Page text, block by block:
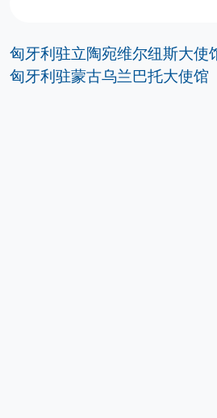
匈牙利驻立陶宛维尔纽斯大使
匈牙利驻蒙古乌兰巴托大使馆